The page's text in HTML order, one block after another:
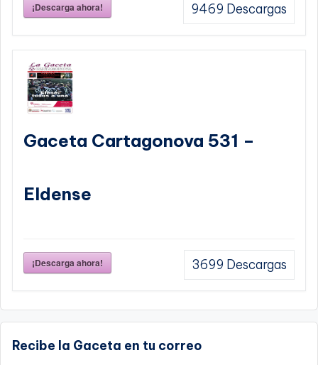
¡Descarga ahora! 9469 Descargas
Gaceta Cartagonova 531 –
Eldense
¡Descarga ahora! 3699 Descargas
Recibe la Gaceta en tu correo